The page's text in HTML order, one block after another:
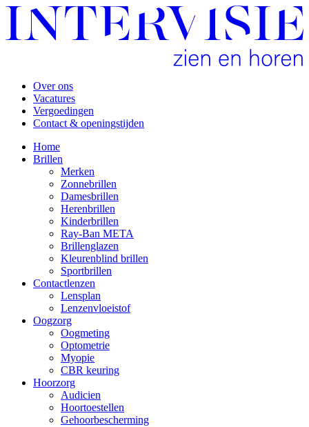
Over ons
Vacatures
Vergoedingen
Contact & openingstijden
Home
Brillen
Merken
Zonnebrillen
Damesbrillen
Herenbrillen
Kinderbrillen
Ray-Ban META
Brillenglazen
Kleurenblind brillen
Sportbrillen
Contactlenzen
Lensplan
Lenzenvloeistof
Oogzorg
Oogmeting
Optometrie
Myopie
CBR keuring
Hoorzorg
Audicien
Hoortoestellen
Gehoorbescherming